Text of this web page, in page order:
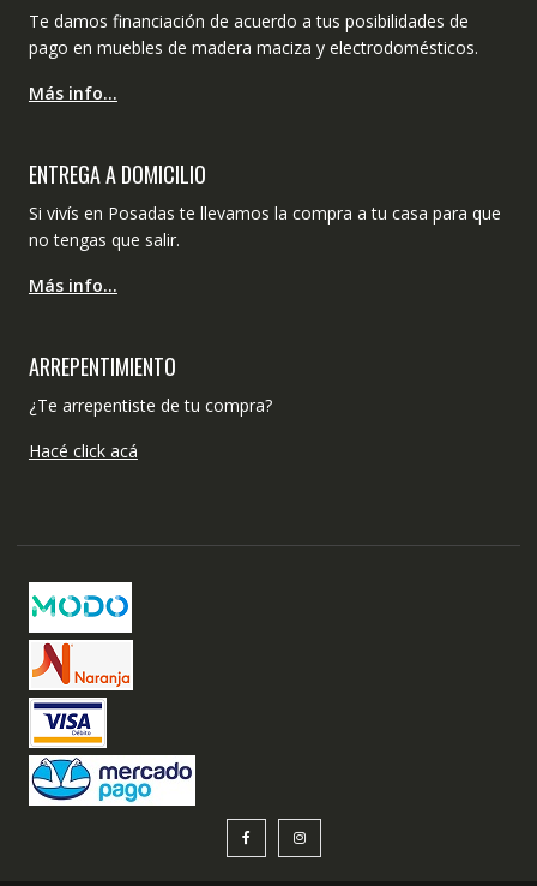
Te damos financiación de acuerdo a tus posibilidades de
pago en muebles de madera maciza y electrodomésticos.
Más info…
ENTREGA A DOMICILIO
Si vivís en Posadas te llevamos la compra a tu casa para que
no tengas que salir.
Más info…
ARREPENTIMIENTO
¿Te arrepentiste de tu compra?
Hacé click acá